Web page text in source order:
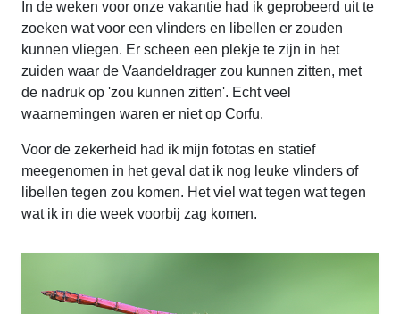
In de weken voor onze vakantie had ik geprobeerd uit te
zoeken wat voor een vlinders en libellen er zouden
kunnen vliegen. Er scheen een plekje te zijn in het
zuiden waar de Vaandeldrager zou kunnen zitten, met
de nadruk op 'zou kunnen zitten'. Echt veel
waarnemingen waren er niet op Corfu.
Voor de zekerheid had ik mijn fototas en statief
meegenomen in het geval dat ik nog leuke vlinders of
libellen tegen zou komen. Het viel wat tegen wat tegen
wat ik in die week voorbij zag komen.